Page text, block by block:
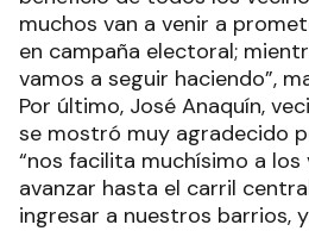
muchos van a venir a
en campaña electoral;
vamos a seguir haciendo”,
Por último, José Anaquín,
se mostró muy agradecido
“nos facilita muchísimo a
avanzar hasta el carril
ingresar a nuestros barrios,